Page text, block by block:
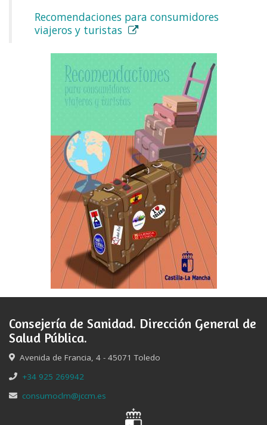
Recomendaciones para consumidores
viajeros y turistas
Consejería de Sanidad. Dirección General de
Salud Pública.
Avenida de Francia, 4 - 45071 Toledo
+34 925 269942
consumoclm@jccm.es